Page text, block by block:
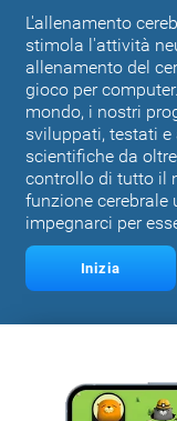
L'allenamento
stimola l'attività
allenamento del
gioco per
mondo, i nostri
sviluppati, testati
scientifiche da
controllo di tutto il
funzione cerebrale
impegnarci per
Inizia